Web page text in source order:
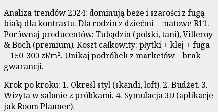
Analiza trendów 2024: dominują beże i szarości z fugą
białą dla kontrastu. Dla rodzin z dziećmi – matowe R11.
Porównaj producentów: Tubądzin (polski, tani), Villeroy
& Boch (premium). Koszt całkowity: płytki + klej + fuga
= 150-300 zł/m². Unikaj podróbek z marketów – brak
gwarancji.
Krok po kroku: 1. Określ styl (skandi, loft). 2. Budżet. 3.
Wizyta w salonie z próbkami. 4. Symulacja 3D (aplikacje
jak Room Planner).